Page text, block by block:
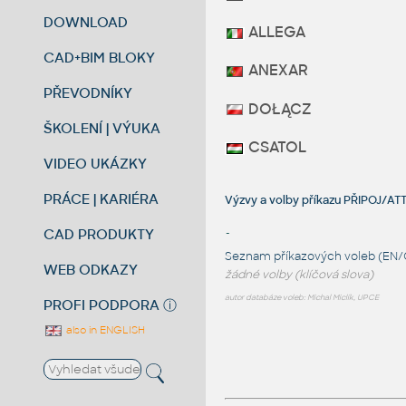
DOWNLOAD
CAD+BIM BLOKY
PŘEVODNÍKY
ŠKOLENÍ | VÝUKA
VIDEO UKÁZKY
PRÁCE | KARIÉRA
CAD PRODUKTY
WEB ODKAZY
PROFI PODPORA ⓘ
also in ENGLISH
ALLEGA
ANEXAR
DOŁĄCZ
CSATOL
Výzvy a volby příkazu PŘIPOJ/
-
Seznam příkazových voleb (EN/
žádné volby (klíčová slova)
autor databáze voleb: Michal Miclík, UPCE